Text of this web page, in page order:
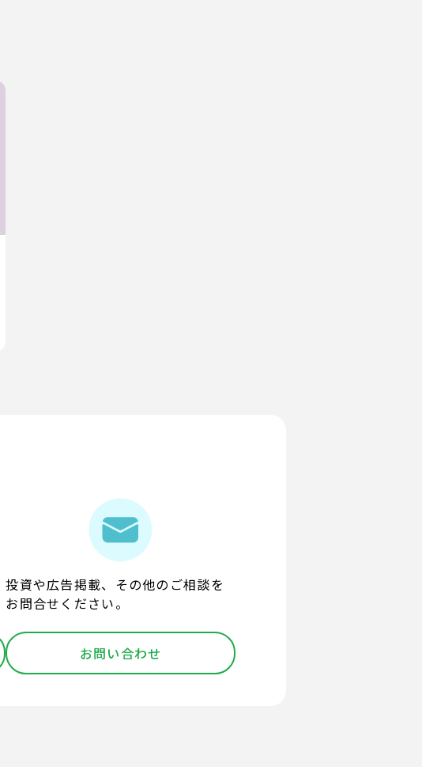
投資や広告掲載、その他のご相談を
お問合せください。
お問い合わせ